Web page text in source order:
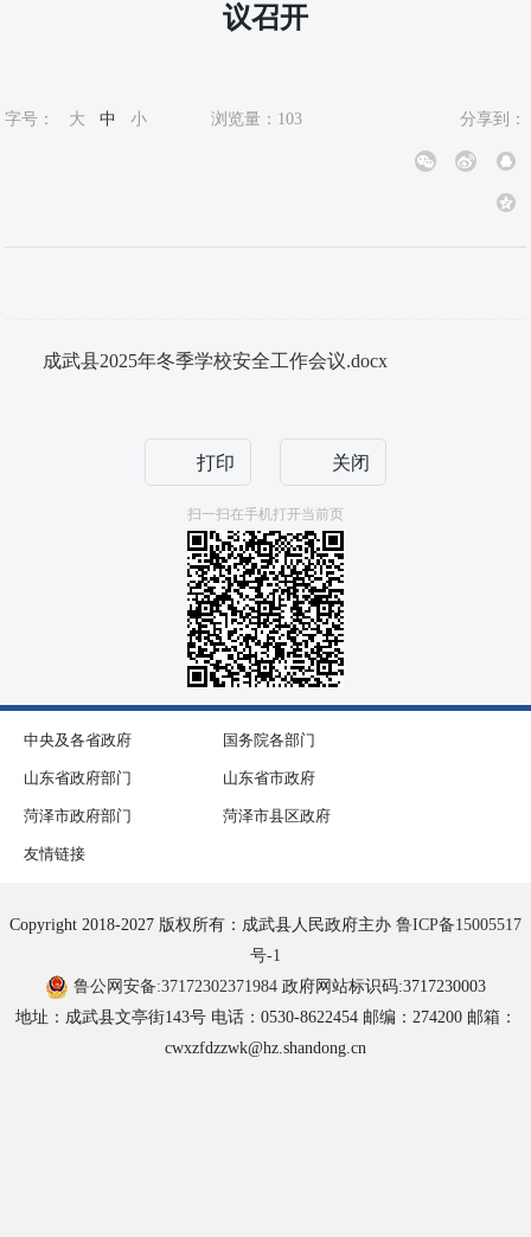
议召开
字号： 大 中 小 浏览量： 103 分享到：
成武县2025年冬季学校安全工作会议.docx
打印 关闭
扫一扫在手机打开当前页
中央及各省政府 国务院各部门
山东省政府部门 山东省市政府
菏泽市政府部门 菏泽市县区政府
友情链接
Copyright 2018-2027 版权所有：成武县人民政府主办 鲁ICP备15005517
号-1
鲁公网安备:37172302371984 政府网站标识码:3717230003
地址：成武县文亭街143号 电话：0530-8622454 邮编：274200 邮箱：
cwxzfdzzwk@hz.shandong.cn